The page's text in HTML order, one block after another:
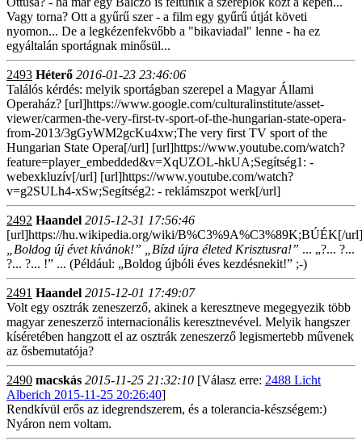
Vagy torna? Ott a gyűrű szer - a film egy gyűrű útját követi
nyomon... De a legkézenfekvőbb a "bikaviadal" lenne - ha ez
egyáltalán sportágnak minősül...
2493 Héterő 2016-01-23 23:46:06
Találós kérdés: melyik sportágban szerepel a Magyar Állami
Operaház? [url]https://www.google.com/culturalinstitute/asset-
viewer/carmen-the-very-first-tv-sport-of-the-hungarian-state-opera-
from-2013/3gGyWM2gcKu4xw;The very first TV sport of the
Hungarian State Opera[/url] [url]https://www.youtube.com/watch?
feature=player_embedded&v=XqUZOL-hkUA;Segítség1: -
webexkluzív[/url] [url]https://www.youtube.com/watch?
v=g2SULh4-xSw;Segítség2: - reklámszpot werk[/url]
2492 Haandel 2015-12-31 17:56:46
[url]https://hu.wikipedia.org/wiki/B%C3%9A%C3%89K;BÚÉK[/url]
„Boldog új évet kívánok!”
„Bízd újra életed Krisztusra!” ... „?... ?...
?... ?... !” ... (Például: „Boldog újbóli éves kezdésnekit!” ;-)
2491 Haandel 2015-12-01 17:49:07
Volt egy osztrák zeneszerző, akinek a keresztneve megegyezik több
magyar zeneszerző internacionális keresztnevével. Melyik hangszer
kíséretében hangzott el az osztrák zeneszerző legismertebb művenek
az ősbemutatója?
2490 macskás 2015-11-25 21:32:10 [Válasz erre: 2488 Licht
Alberich 2015-11-25 20:26:40]
Rendkívül erős az idegrendszerem, és a tolerancia-készségem:)
Nyáron nem voltam.